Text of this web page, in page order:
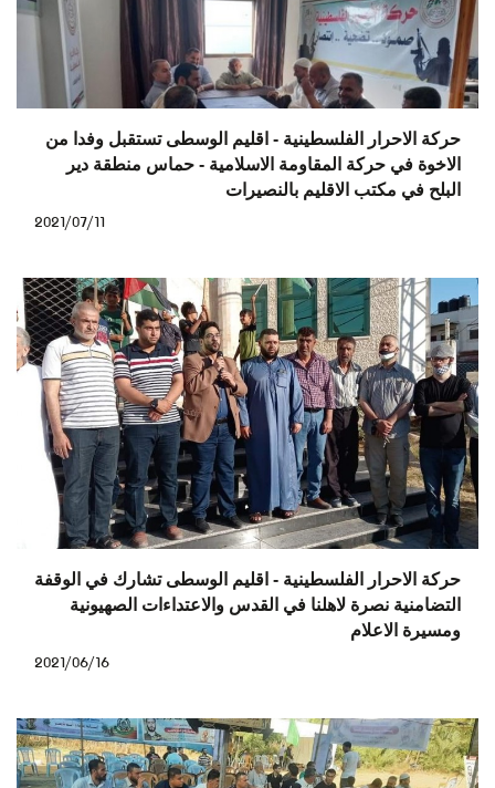
حركة الاحرار الفلسطينية - اقليم الوسطى تستقبل وفدا من
الاخوة في حركة المقاومة الاسلامية - حماس منطقة دير
البلح في مكتب الاقليم بالنصيرات
حركة الاحرار الفلسطينية - اقليم الوسطى تشارك في الوقفة
التضامنية نصرة لاهلنا في القدس والاعتداءات الصهيونية
ومسيرة الاعلام